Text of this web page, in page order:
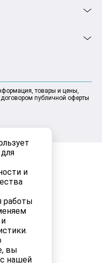
и
работы
вы
нашей
товары и цены,
публичной оферты